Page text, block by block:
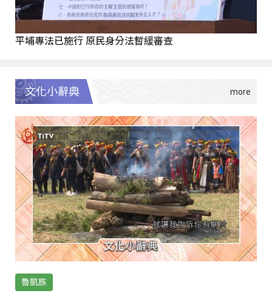
平埔專法已施行 原民身分法暫緩審查
文化小辭典
魯凱族